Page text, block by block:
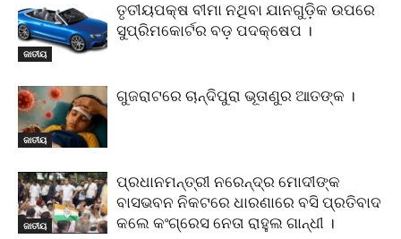
ଜାତୀୟ
ତୃତୀୟପକ୍ଷ ବୀମା ନଥିବା ଯାନଗୁଡ଼ିକ ଉପରେ
ସୁପ୍ରିମକୋର୍ଟର ବଡ଼ ପଦକ୍ଷେପ ।
ଜାତୀୟ
ଗୁଜରାଟରେ ଚାନ୍ଦିପୁରା ଭୂତାଣୁର ଆତଙ୍କ ।
ଜାତୀୟ
ପ୍ରଧାନମନ୍ତ୍ରୀ ନରେନ୍ଦ୍ର ମୋଦୀଙ୍କ
ବାସଭବନ ନିକଟରେ ଧାରଣାରେ ବସି ପ୍ରତିବାଦ
କଲେ କଂଗ୍ରେସ ନେତା ରାହୁଲ ଗାନ୍ଧୀ ।